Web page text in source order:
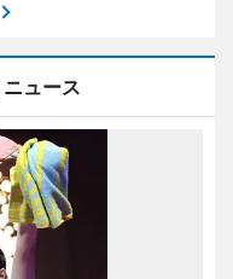
ュース